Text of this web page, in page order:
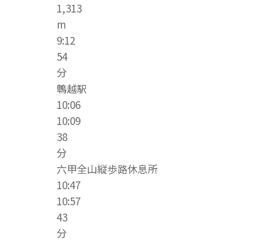
1,313
m
9:12
54
分
鵯越駅
10:06
10:09
38
分
六甲全山縦歩路休息所
10:47
10:57
43
分